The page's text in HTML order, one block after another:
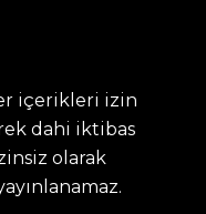
içerikleri izin
dahi iktibas
olarak